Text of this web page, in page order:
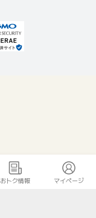
おトク情報 マイページ